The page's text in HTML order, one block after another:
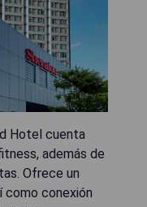
Hotel cuenta
además de
Ofrece un
como conexión